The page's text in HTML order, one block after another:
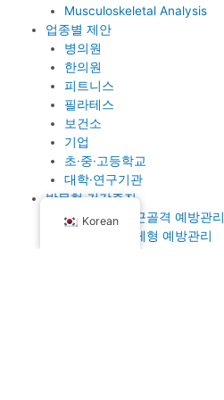
Musculoskeletal Analysis
업종별 제안
병의원
한의원
피트니스
필라테스
보건소
기업
초·중·고등학교
대학·연구기관
방문형 건강증진
기업 임직원 근골격 예방관리
학생 불균형 체형 예방관리
Korean